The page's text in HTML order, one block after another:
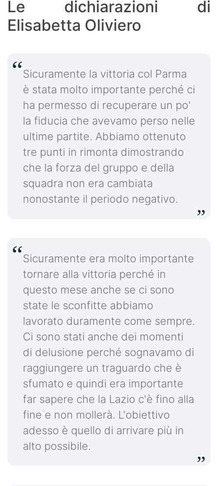
Le dichiarazioni di
Elisabetta Oliviero
Sicuramente la vittoria col Parma
è stata molto importante perché ci
ha permesso di recuperare un po'
la fiducia che avevamo perso nelle
ultime partite. Abbiamo ottenuto
tre punti in rimonta dimostrando
che la forza del gruppo e della
squadra non era cambiata
nonostante il periodo negativo.
Sicuramente era molto importante
tornare alla vittoria perché in
questo mese anche se ci sono
state le sconfitte abbiamo
lavorato duramente come sempre.
Ci sono stati anche dei momenti
di delusione perché sognavamo di
raggiungere un traguardo che è
sfumato e quindi era importante
far sapere che la Lazio c'è fino alla
fine e non mollerà. L'obiettivo
adesso è quello di arrivare più in
alto possibile.